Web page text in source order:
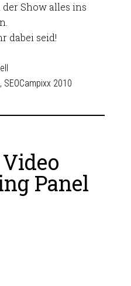
Show alles ins
dabei seid!
, SEOCampixx 2010
Panel